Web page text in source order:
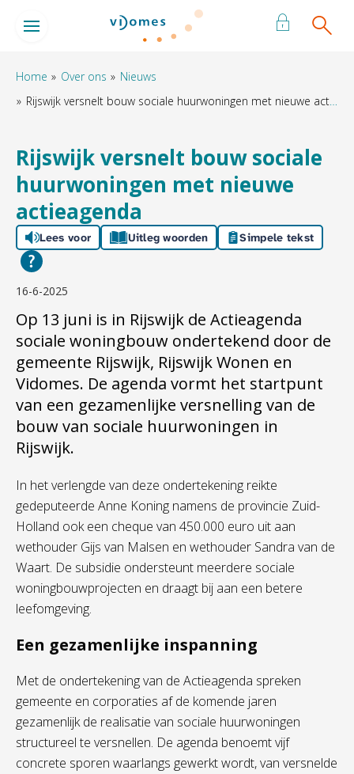
Naar de homepage
Ga naar Hoofd
Home Over ons
Nieuws
Rijswijk versnelt bouw sociale huurwoningen met nieuwe actieagenda
Rijswijk versnelt bouw sociale
huurwoningen met nieuwe
actieagenda
Lees voor Uitleg woorden Simpele tekst
16-6-2025
Op 13 juni is in Rijswijk de Actieagenda
sociale woningbouw ondertekend door de
gemeente Rijswijk, Rijswijk Wonen en
Vidomes. De agenda vormt het startpunt
van een gezamenlijke versnelling van de
bouw van sociale huurwoningen in
Rijswijk.
In het verlengde van deze ondertekening reikte
gedeputeerde Anne Koning namens de provincie Zuid-
Holland ook een cheque van 450.000 euro uit aan
wethouder Gijs van Malsen en wethouder Sandra van de
Waart. De subsidie ondersteunt meerdere sociale
woningbouwprojecten en draagt bij aan een betere
leefomgeving.
Een gezamenlijke inspanning
Met de ondertekening van de Actieagenda spreken
gemeente en corporaties af de komende jaren
gezamenlijk de realisatie van sociale huurwoningen
structureel te versnellen. De agenda benoemt vijf
concrete sporen waarlangs gewerkt wordt, van versnelde